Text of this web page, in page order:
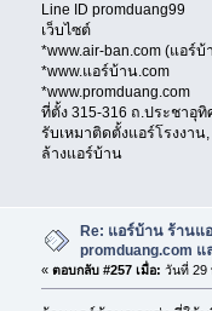
Line ID promduang99
เว็บไซต์
*www.air-ban.com (แอร์
*www.แอร์บ้าน.com
*www.promduang.com
ที่ตั้ง 315-316 ถ.ประชาอุทิ
รับเหมาติดตั้งแอร์โรงงา
ล้างแอร์บ้าน
Re: แอร์บ้าน ร้านแ
promduang.com แ
« ตอบกลับ #257 เมื่อ: วันที่ 29